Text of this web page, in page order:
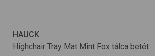
HAUCK
Highchair Tray Mat Mint Fox tálca betét